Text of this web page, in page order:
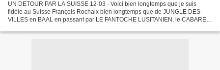
UN DETOUR PAR LA SUISSE 12-03 - Voici bien longtemps que je suis
fidèle au Suisse François Rochaix bien longtemps que de JUNGLE DES
VILLES en BAAL en passant par LE FANTOCHE LUSITANIEN, le CABARET